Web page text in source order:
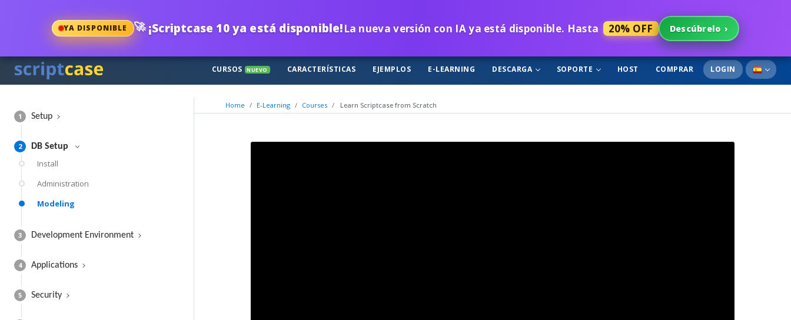
YA DISPONIBLE 🚀¡Scriptcase 10 ya está disponible!La nueva versión con IA ya está disponible. Hasta 20% OFF Descúbrelo ›
CURSOS NUEVO CARACTERÍSTICAS EJEMPLOS E-LEARNING DESCARGA SOPORTE HOST COMPRAR LOGIN
1 Setup
2 DB Setup
Install
Administration
Modeling
3 Development Environment
4 Applications
5 Security
Home E-Learning Courses Learn Scriptcase from Scratch